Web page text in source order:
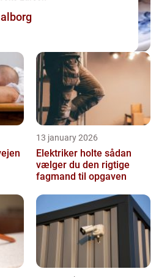
13 january 2026
Elektriker holte sådan
vælger du den rigtige
fagmand til opgaven